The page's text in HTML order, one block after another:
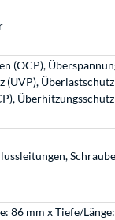
(OCP),
(UVP),
86 mm x Tiefe/